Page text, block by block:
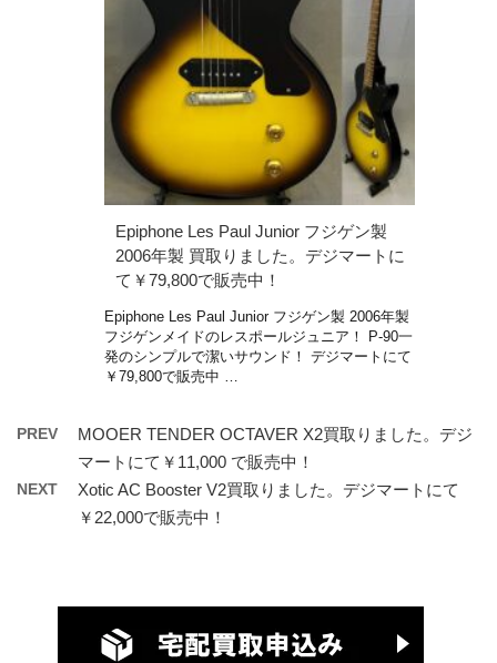
Epiphone Les Paul Junior フジゲン製
2006年製 買取りました。デジマートに
て￥79,800で販売中！
Epiphone Les Paul Junior フジゲン製 2006年製
フジゲンメイドのレスポールジュニア！ P-90一
発のシンプルで潔いサウンド！ デジマートにて
￥79,800で販売中 …
PREV
MOOER TENDER OCTAVER X2買取りました。デジ
マートにて￥11,000 で販売中！
NEXT
Xotic AC Booster V2買取りました。デジマートにて
￥22,000で販売中！